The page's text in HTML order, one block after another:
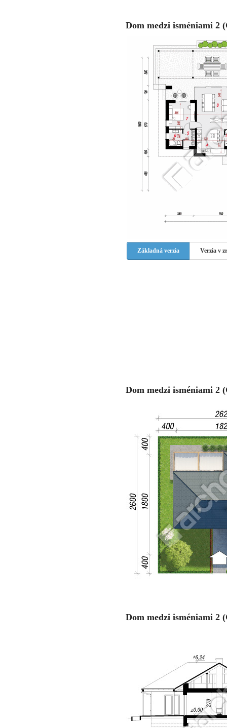
Dom medzi isméniami 2
Základná verzia Verzia v
Dom medzi isméniami 2
Dom medzi isméniami 2